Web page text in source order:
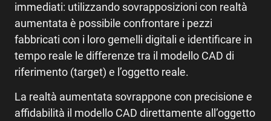
immediati: utilizzando sovrapposizioni con realtà
aumentata è possibile confrontare i pezzi
fabbricati con i loro gemelli digitali e identificare in
tempo reale le differenze tra il modello CAD di
riferimento (target) e l’oggetto reale.
La realtà aumentata sovrappone con precisione e
affidabilità il modello CAD direttamente all’oggetto